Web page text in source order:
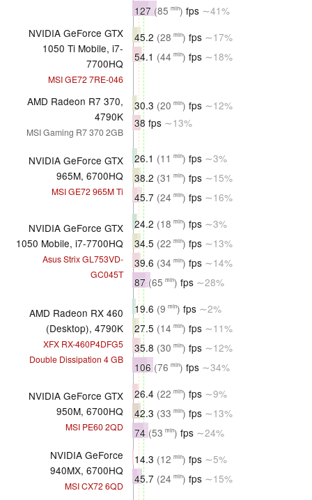
127(85 min) fps ∼41%
NVIDIA GeForce GTX
1050 Ti Mobile, i7-
7700HQ
MSI GE72 7RE-046
45.2 (28 min) fps ∼17%
54.1 (44 min) fps ∼18%
AMD Radeon R7 370,
4790K
MSI Gaming R7 370 2GB
30.3 (20 min) fps ∼12%
38 fps ∼13%
NVIDIA GeForce GTX
965M, 6700HQ
MSI GE72 965M Ti
26.1 (11 min) fps ∼3%
38.2 (31 min) fps ∼15%
45.7 (24 min) fps ∼16%
NVIDIA GeForce GTX
1050 Mobile, i7-7700HQ
Asus Strix GL753VD-
GC045T
24.2 (18 min) fps ∼3%
34.5 (22 min) fps ∼13%
39.6 (34 min) fps ∼14%
87(65 min) fps ∼28%
AMD Radeon RX 460
(Desktop), 4790K
XFX RX-460P4DFG5
Double Dissipation 4 GB
19.6 (9 min) fps ∼2%
27.5 (14 min) fps ∼11%
35.8 (30 min) fps ∼12%
106(76 min) fps ∼34%
NVIDIA GeForce GTX
950M, 6700HQ
MSI PE60 2QD
26.4 (22 min) fps ∼9%
42.3 (33 min) fps ∼13%
74(53 min) fps ∼24%
NVIDIA GeForce
940MX, 6700HQ
MSI CX72 6QD
14.3 (12 min) fps ∼5%
45.7 (24 min) fps ∼15%